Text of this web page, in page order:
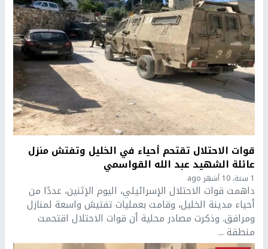
قوات الاحتلال تقتحم أحياء في الخليل وتفتش منزل
عائلة الشهيد عبد الله القواسمي
1 سنة، 10 أشهر ago
داهمت قوات الاحتلال الإسرائيلي، اليوم الإثنين، عددًا من
أحياء مدينة الخليل، وقامت بعمليات تفتيش واسعة لمنازل
ومرافق. وذكرت مصادر محلية أن قوات الاحتلال اقتحمت
منطقة ...